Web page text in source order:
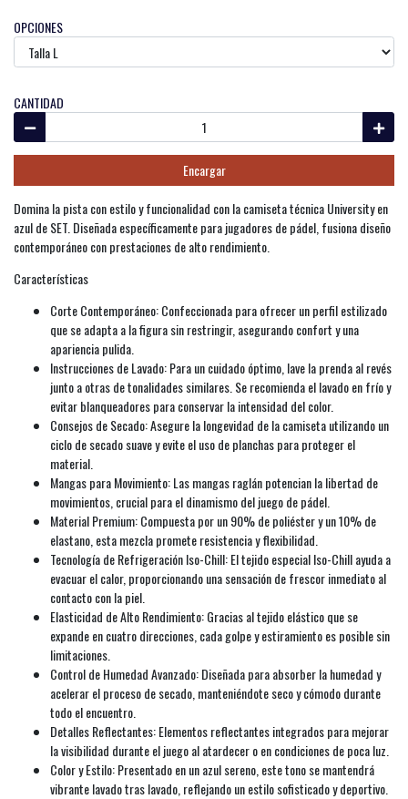
OPCIONES
CANTIDAD
Encargar
Domina la pista con estilo y funcionalidad con la camiseta técnica University en
azul de SET. Diseñada específicamente para jugadores de pádel, fusiona diseño
contemporáneo con prestaciones de alto rendimiento.
Características
Corte Contemporáneo: Confeccionada para ofrecer un perfil estilizado
que se adapta a la figura sin restringir, asegurando confort y una
apariencia pulida.
Instrucciones de Lavado: Para un cuidado óptimo, lave la prenda al revés
junto a otras de tonalidades similares. Se recomienda el lavado en frío y
evitar blanqueadores para conservar la intensidad del color.
Consejos de Secado: Asegure la longevidad de la camiseta utilizando un
ciclo de secado suave y evite el uso de planchas para proteger el
material.
Mangas para Movimiento: Las mangas raglán potencian la libertad de
movimientos, crucial para el dinamismo del juego de pádel.
Material Premium: Compuesta por un 90% de poliéster y un 10% de
elastano, esta mezcla promete resistencia y flexibilidad.
Tecnología de Refrigeración Iso-Chill: El tejido especial Iso-Chill ayuda a
evacuar el calor, proporcionando una sensación de frescor inmediato al
contacto con la piel.
Elasticidad de Alto Rendimiento: Gracias al tejido elástico que se
expande en cuatro direcciones, cada golpe y estiramiento es posible sin
limitaciones.
Control de Humedad Avanzado: Diseñada para absorber la humedad y
acelerar el proceso de secado, manteniéndote seco y cómodo durante
todo el encuentro.
Detalles Reflectantes: Elementos reflectantes integrados para mejorar
la visibilidad durante el juego al atardecer o en condiciones de poca luz.
Color y Estilo: Presentado en un azul sereno, este tono se mantendrá
vibrante lavado tras lavado, reflejando un estilo sofisticado y deportivo.